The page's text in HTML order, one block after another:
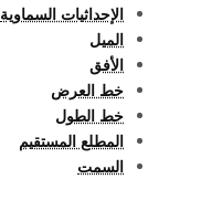
الإحداثيات السماوية
الميل
الأفق
خط العرض
خط الطول
المطلع المستقيم
السمت